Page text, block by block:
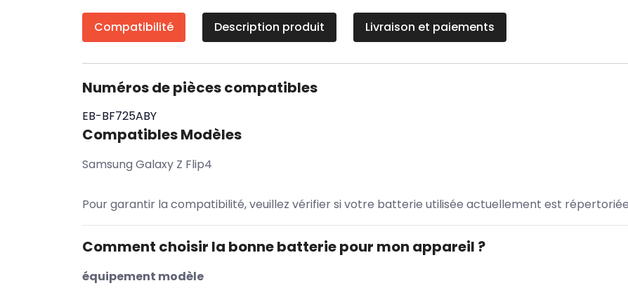
Compatibilité Description produit Livraison et paiements
Numéros de pièces compatibles
EB-BF725ABY
Compatibles Modèles
Samsung Galaxy Z Flip4
Pour garantir la compatibilité, veuillez vérifier si votre batterie utilisée actuellement est
Comment choisir la bonne batterie pour mon appareil ?
équipement modèle